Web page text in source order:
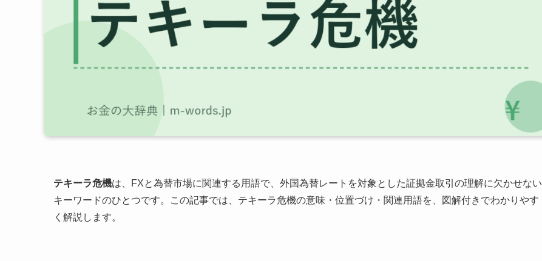
テキーラ危機は、FXと為替市場に関連する用語で、外国為替レートを対象とした証拠金取引の理解に欠かせない
キーワードのひとつです。この記事では、テキーラ危機の意味・位置づけ・関連用語を、図解付きでわかりやす
く解説します。